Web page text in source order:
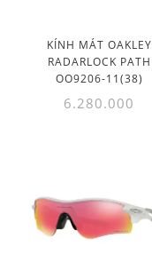
KÍNH MÁT OAKLEY
RADARLOCK PATH
OO9206-11(38)
6.280.000